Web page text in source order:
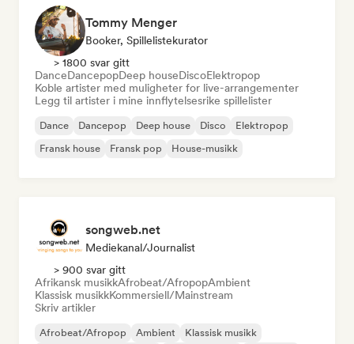
Tommy Menger
Booker, Spillelistekurator
> 1800 svar gitt
DanceDancepopDeep houseDiscoElektropop
Koble artister med muligheter for live-arrangementer
Legg til artister i mine innflytelsesrike spillelister
Dance Dancepop Deep house Disco
Elektropop
Fransk house
Fransk pop House-musikk
songweb.net
Mediekanal/journalist
> 900 svar gitt
Afrikansk musikkAfrobeat/AfropopAmbient
Klassisk musikkKommersiell/Mainstream
Skriv artikler
Afrobeat/Afropop Ambient
Klassisk musikk